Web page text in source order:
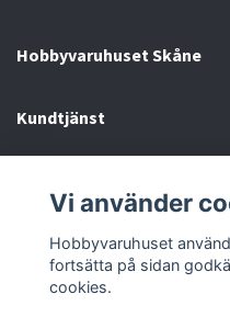
Hobbyvaruhuset Skåne
Kundtjänst
Sociala medier
Vi använder
Hobbyvaruhuset
fortsätta på sidan
cookies.